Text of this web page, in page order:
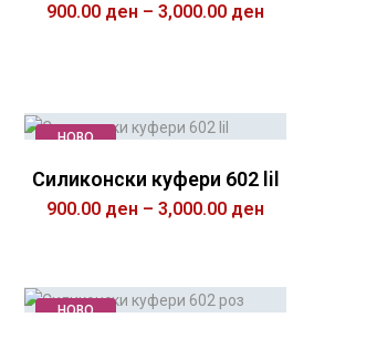
900.00 ден –3,000.00 ден
НОВО
Силиконски куфери 602 lil
900.00 ден –3,000.00 ден
НОВО